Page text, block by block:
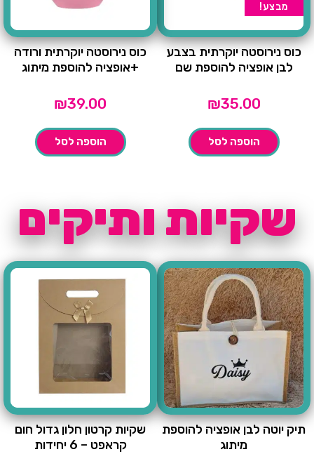
מבצע!
כוס נירוסטה יוקרתית בצבע
לבן אופציה להוספת שם
₪35.00
הוספה לסל
כוס נירוסטה יוקרתית ורודה
+אופציה להוספת מיתוג
₪39.00
הוספה לסל
שקיות ותיקים
תיק יוטה לבן אופציה להוספת
מיתוג
שקיות קרטון חלון גדול חום
קראפט – 6 יחידות